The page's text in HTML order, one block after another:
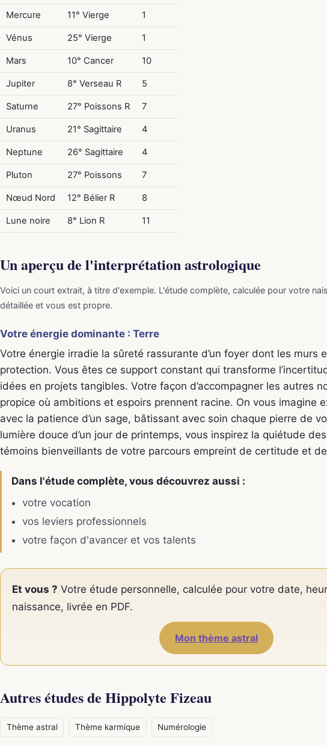
Mercure 11° Vierge 1
Vénus 25° Vierge 1
Mars 10° Cancer 10
Jupiter 8° Verseau R 5
Saturne 27° Poissons R 7
Uranus 21° Sagittaire 4
Neptune 26° Sagittaire 4
Pluton 27° Poissons 7
Nœud Nord 12° Bélier R 8
Lune noire 8° Lion R 11
Un aperçu de l'interprétation astrologique
Voici un court extrait, à titre d'exemple. L'étude complète, calculée pour votre
détaillée et vous est propre.
Votre énergie dominante : Terre
Votre énergie irradie la sûreté rassurante d’un foyer dont les murs
protection. Vous êtes ce support constant qui transforme
idées en projets tangibles. Votre façon d’accompagner les autres
propice où ambitions et espoirs prennent racine. On vous imagine
avec la patience d’un sage, bâtissant avec soin chaque pierre de
lumière douce d’un jour de printemps, vous inspirez la quiétude
témoins bienveillants de votre parcours empreint de certitude et
Dans l'étude complète, vous découvrez aussi :
votre vocation
vos leviers professionnels
votre façon d'avancer et vos talents
Et vous ? Votre étude personnelle, calculée pour votre date,
naissance, livrée en PDF.
Mon thème astral
Autres études de Hippolyte Fizeau
Thème astral Thème karmique Numérologie